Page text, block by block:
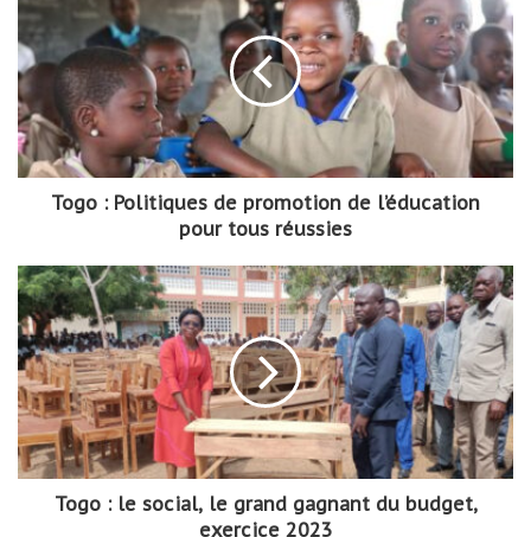
Togo : Politiques de promotion de l’éducation
pour tous réussies
Togo : le social, le grand gagnant du budget,
exercice 2023